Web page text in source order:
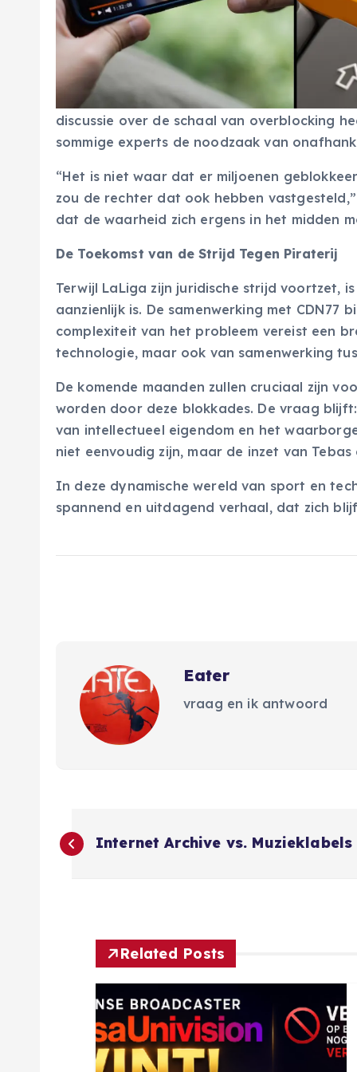
discussie over de schaal van overblocking
sommige experts de noodzaak van
“Het is niet waar dat er miljoenen
zou de rechter dat ook hebben
dat de waarheid zich ergens in het midden
De Toekomst van de Strijd Tegen Piraterij
Terwijl LaLiga zijn juridische strijd voortzet,
aanzienlijk is. De samenwerking met
complexiteit van het probleem vereist een
technologie, maar ook van samenwerking
De komende maanden zullen cruciaal zijn
worden door deze blokkades. De vraag
van intellectueel eigendom en het
niet eenvoudig zijn, maar de inzet van
In deze dynamische wereld van sport en
spannend en uitdagend verhaal, dat zich
Eater
vraag en ik antwoord
B
Internet Archive vs. Muzieklabels
Related Posts